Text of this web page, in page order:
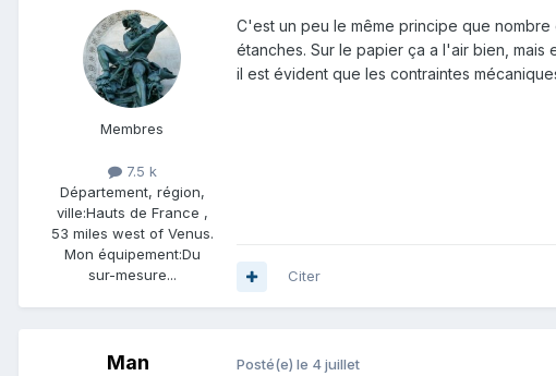
Membres
7.5 k
Département, région,
ville:Hauts de France ,
53 miles west of Venus.
Mon équipement:Du
sur-mesure...
C'est un peu le même principe que
étanches. Sur le papier ça a l'air bien,
il est évident que les contraintes
Citer
Man Posté(e) le 4 juillet